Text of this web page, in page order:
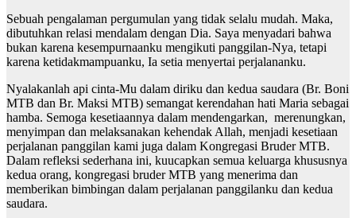
Sebuah pengalaman pergumulan yang tidak selalu mudah. Maka,
dibutuhkan relasi mendalam dengan Dia. Saya menyadari bahwa
bukan karena kesempurnaanku mengikuti panggilan-Nya, tetapi
karena ketidakmampuanku, Ia setia menyertai perjalananku.
Nyalakanlah api cinta-Mu dalam diriku dan kedua saudara (Br. Boni
MTB dan Br. Maksi MTB) semangat kerendahan hati Maria sebagai
hamba. Semoga kesetiaannya dalam mendengarkan, merenungkan,
menyimpan dan melaksanakan kehendak Allah, menjadi kesetiaan
perjalanan panggilan kami juga dalam Kongregasi Bruder MTB.
Dalam refleksi sederhana ini, kuucapkan semua keluarga khususnya
kedua orang, kongregasi bruder MTB yang menerima dan
memberikan bimbingan dalam perjalanan panggilanku dan kedua
saudara.